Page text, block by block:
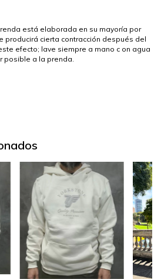
está elaborada en su mayoría por
producirá cierta contracción después del
efecto; lave siempre a mano c on agua
posible a la prenda.